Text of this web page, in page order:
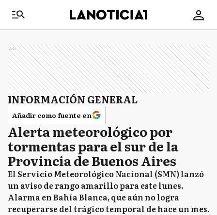
Ads
INFORMACIÓN GENERAL
Añadir como fuente en
Alerta meteorológico por
tormentas para el sur de la
Provincia de Buenos Aires
El Servicio Meteorológico Nacional (SMN) lanzó
un aviso de rango amarillo para este lunes.
Alarma en Bahía Blanca, que aún no logra
recuperarse del trágico temporal de hace un mes.